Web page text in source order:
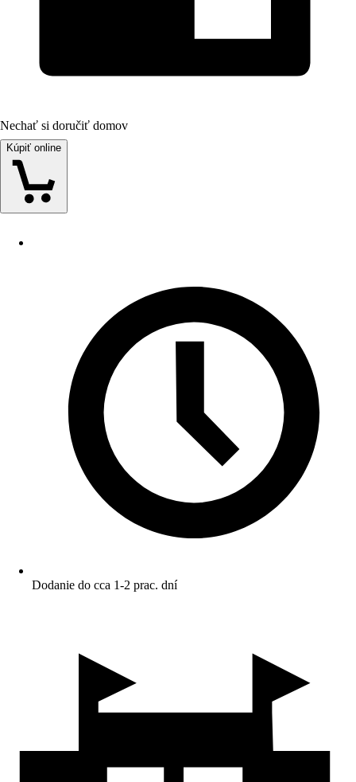
Nechať si doručiť domov
Kúpiť online
Dodanie do cca 1-2 prac. dní